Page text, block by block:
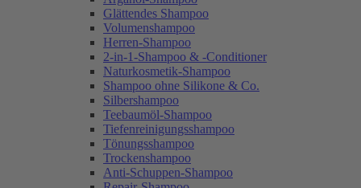
Glättendes Shampoo
Volumenshampoo
Herren-Shampoo
2-in-1-Shampoo & -Conditioner
Naturkosmetik-Shampoo
Shampoo ohne Silikone & Co.
Silbershampoo
Teebaumöl-Shampoo
Tiefenreinigungsshampoo
Tönungsshampoo
Trockenshampoo
Anti-Schuppen-Shampoo